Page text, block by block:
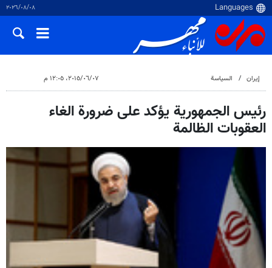
٠٨‏/٠٨‏/٢٠٢٦
إيران السياسة ٠٧‏/٠٦‏/٢٠١٥، ١٢:٠٥ م
رئيس الجمهورية يؤكد على ضرورة الغاء
العقوبات الظالمة